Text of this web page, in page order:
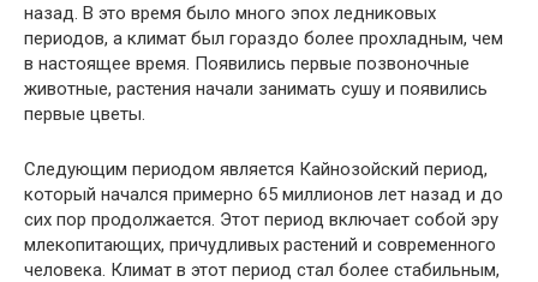
назад. В это время было много эпох ледниковых
периодов, а климат был гораздо более прохладным, чем
в настоящее время. Появились первые позвоночные
животные, растения начали занимать сушу и появились
первые цветы.
Следующим периодом является Кайнозойский период,
который начался примерно 65 миллионов лет назад и до
сих пор продолжается. Этот период включает собой эру
млекопитающих, причудливых растений и современного
человека. Климат в этот период стал более стабильным,